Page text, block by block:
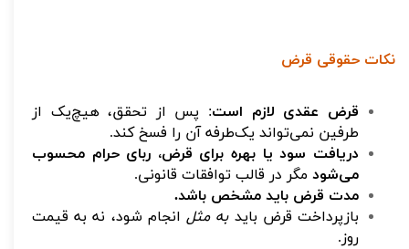
نکات حقوقی قرض
قرض عقدی لازم است: پس از تحقق، هیچ‌یک از
طرفین نمی‌تواند یک‌طرفه آن را فسخ کند.
دریافت سود یا بهره برای قرض، ربای حرام محسوب
می‌شود مگر در قالب توافقات قانونی.
مدت قرض باید مشخص باشد.
بازپرداخت قرض بایدبه مثلانجام شود، نه به قیمت
روز.